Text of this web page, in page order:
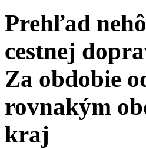
Prehľad
cestnej
Za obdobie
rovnakým
kraj